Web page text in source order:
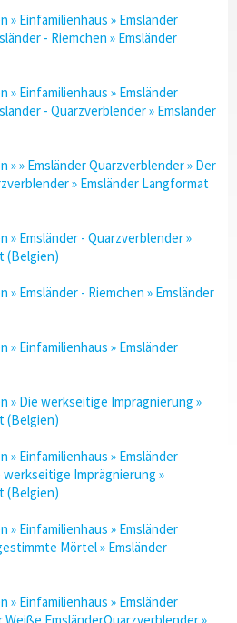
» Einfamilienhaus » Emsländer
- Riemchen » Emsländer
» Einfamilienhaus » Emsländer
- Quarzverblender » Emsländer
» » Emsländer Quarzverblender » Der
» Emsländer Langformat
» Emsländer - Quarzverblender »
(Belgien)
» Emsländer - Riemchen » Emsländer
» Einfamilienhaus » Emsländer
» Die werkseitige Imprägnierung »
(Belgien)
» Einfamilienhaus » Emsländer
werkseitige Imprägnierung »
(Belgien)
» Einfamilienhaus » Emsländer
Mörtel » Emsländer
» Einfamilienhaus » Emsländer